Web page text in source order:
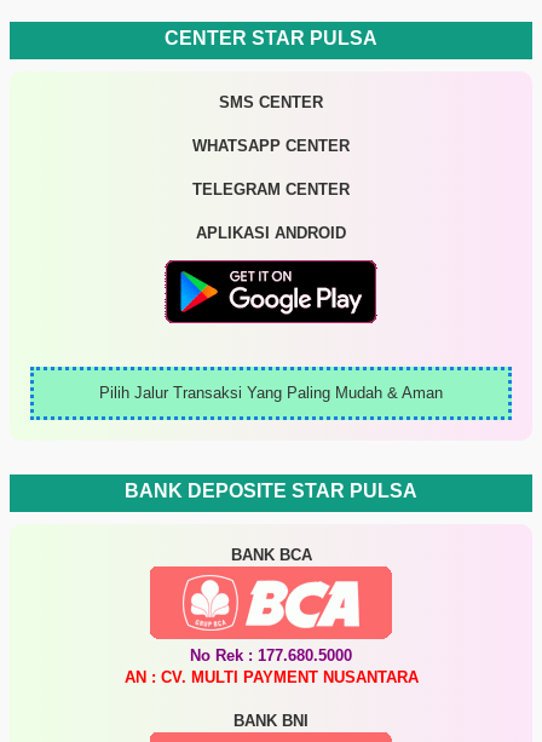
CENTER STAR PULSA
SMS CENTER
WHATSAPP CENTER
TELEGRAM CENTER
APLIKASI ANDROID
Pilih Jalur Transaksi Yang Paling Mudah & Aman
BANK DEPOSITE STAR PULSA
BANK BCA
No Rek : 177.680.5000
AN : CV. MULTI PAYMENT NUSANTARA
BANK BNI